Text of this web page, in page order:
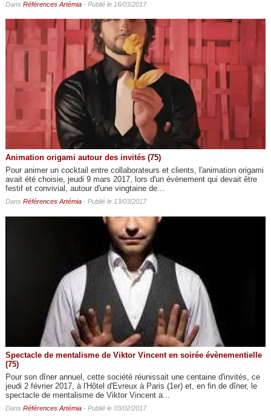
Dans Références Artémia- Publié le 16/03/2017
Animation origami autour des invités (75)
Pour animer un cocktail entre collaborateurs et clients, l'animation origami
avait été choisie, jeudi 9 mars 2017, lors d'un évènement qui devait être
festif et convivial, autour d'une vingtaine de...
Dans Références Artémia- Publié le 13/03/2017
Spectacle de mentalisme de Viktor Vincent en soirée évènementielle
(75)
Pour son dîner annuel, cette société réunissait une centaine d'invités, ce
jeudi 2 février 2017, à l'Hôtel d'Evreux à Paris (1er) et, en fin de dîner, le
spectacle de mentalisme de Viktor Vincent a...
Dans Références Artémia- Publié le 03/02/2017